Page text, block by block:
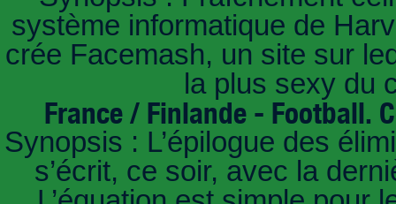
système informatique de
crée Facemash, un site sur
la plus sexy du
France / Finlande - Football.
Synopsis : L’épilogue des
s’écrit, ce soir, avec la